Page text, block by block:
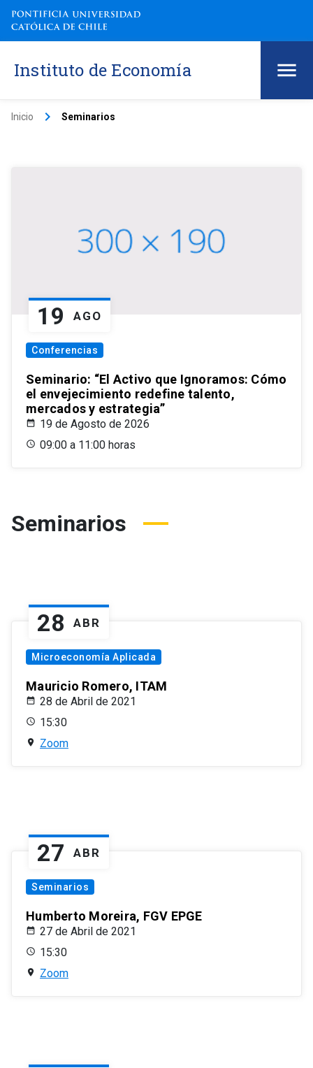
Instituto de Economía
Inicio keyboard_arrow_right Seminarios
19 AGO
Conferencias
Seminario: “El Activo que Ignoramos: Cómo
el envejecimiento redefine talento,
mercados y estrategia”
19 de Agosto de 2026
09:00 a 11:00 horas
Seminarios
28 ABR
Microeconomía Aplicada
Mauricio Romero, ITAM
28 de Abril de 2021
15:30
Zoom
27 ABR
Seminarios
Humberto Moreira, FGV EPGE
27 de Abril de 2021
15:30
Zoom